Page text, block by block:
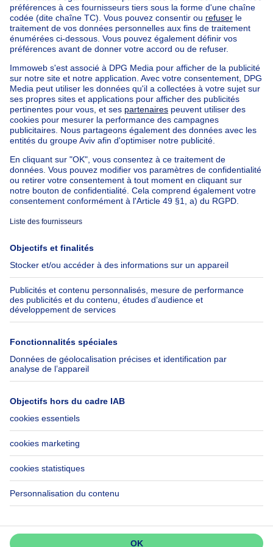
Trouvez d'autres propriétés
Maison à vendre avec 2 chambres Limbourg
Immeuble à appartements à vendre
Maison Bel-étage à vendre
Bien exceptionnel à vendre
Ferme à vendre
Bungalow à vendre
Chalet à vendre
Château à vendre
Maison de campagne à vendre
Immeuble mixte à vendre
Autres biens à vendre
Manoir à vendre
Maison à vendre pas cher à Forest
Nos maisons hors de la Belgique
Maison à vendre France
Maison à vendre Espagne
Maison à vendre Italie
Maison à vendre Luxembourg
Maison à vendre Pays-bas
À propos
Immoweb
Presse
Emplois
Groupe Axel Springer
SeLoger.com
Immowelt.de
Outils
Belfius
Assurances
Check-list déménagement
Aide
FAQ
Accessibilité
Contactez-nous
Suivez-nous
LinkedIn
Immoweb SA © 2026 - Tous droits réservés
Conditions d'utilisation Gestion des cookies
Vie privée
Règles de fonctionnement et de classement
Ne passez pas à côté!
Créez une alerte pour découvrir